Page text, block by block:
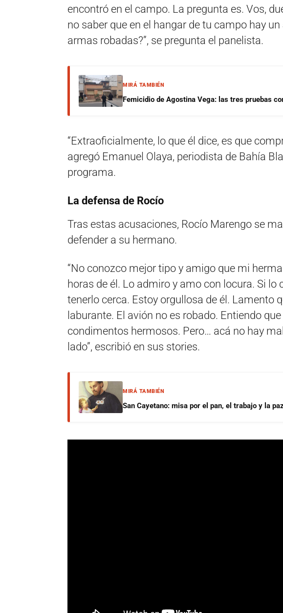
encontró en el campo. La pregunta es. Vos,
no saber que en el hangar de tu campo hay
armas robadas?”, se pregunta el panelista.
MIRÁ TAMBIÉN
Femicidio de Agostina Vega: las tres pruebas
“Extraoficialmente, lo que él dice, es que
agregó Emanuel Olaya, periodista de Bahía
programa.
La defensa de Rocío
Tras estas acusaciones, Rocío Marengo se
defender a su hermano.
“No conozco mejor tipo y amigo que mi
horas de él. Lo admiro y amo con locura. Si lo
tenerlo cerca. Estoy orgullosa de él. Lamento
laburante. El avión no es robado. Entiendo
condimentos hermosos. Pero… acá no hay
lado”, escribió en sus stories.
MIRÁ TAMBIÉN
San Cayetano: misa por el pan, el trabajo y la